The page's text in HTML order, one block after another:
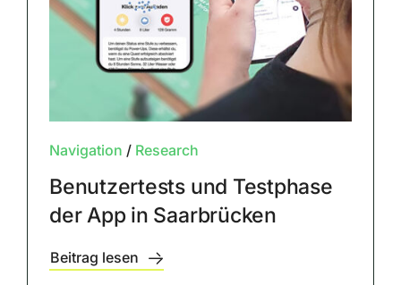
Navigation / Research
Benutzertests und Testphase
der App in Saarbrücken
Beitrag lesen